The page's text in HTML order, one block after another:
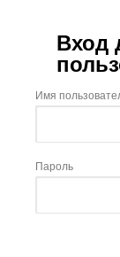
Вход
Имя
Пароль